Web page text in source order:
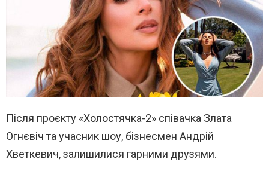
Після проєкту «Холостячка-2» співачка Злата
Огнєвіч та учасник шоу, бізнесмен Андрій
Хветкевич, залишилися гарними друзями.